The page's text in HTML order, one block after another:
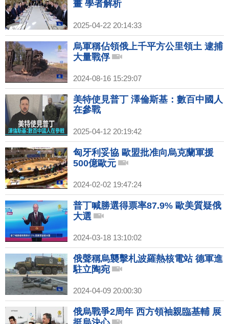
畫 學者解析
2025-04-22 20:14:33
烏軍稱佔領俄上千平方公里領土 逮捕
大量戰俘
2024-08-16 15:29:07
美特使見普丁 澤倫斯基：數百中國人
在參戰
2025-04-12 20:19:42
匈牙利妥協 歐盟批准向烏克蘭軍援
500億歐元
2024-02-02 19:47:24
普丁喊勝選得票率87.9% 歐美質疑俄
大選
2024-03-18 13:10:02
俄聲稱烏襲擊札波羅熱核電站 德軍進
駐立陶宛
2024-04-09 20:00:30
俄烏戰爭2周年 西方領袖親臨基輔 展